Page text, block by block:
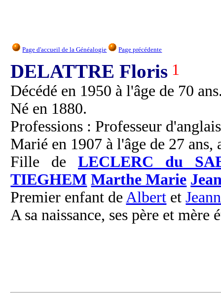
Page d'accueil de la Généalogie Page précédente
DELATTRE Floris 1
Décédé en 1950 à l'âge de 70
Né en 1880.
Professions : Professeur
Marié en 1907 à l'âge de 27 ans,
Fille deLECLERC du
TIEGHEM Marthe Marie
Premier enfant deAlbert et
A sa naissance, ses père et mère